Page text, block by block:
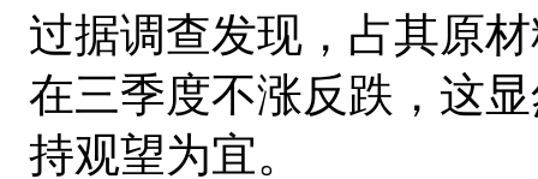
过据调查发现，占其原
在三季度不涨反跌，这
持观望为宜。